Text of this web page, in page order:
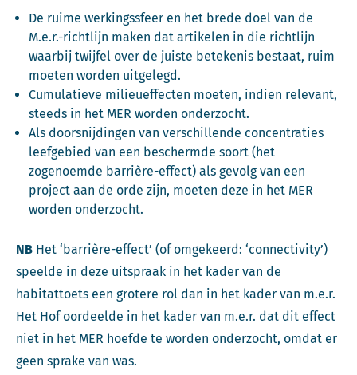
De ruime werkingssfeer en het brede doel van de
M.e.r.-richtlijn maken dat artikelen in die richtlijn
waarbij twijfel over de juiste betekenis bestaat, ruim
moeten worden uitgelegd.
Cumulatieve milieueffecten moeten, indien relevant,
steeds in het MER worden onderzocht.
Als doorsnijdingen van verschillende concentraties
leefgebied van een beschermde soort (het
zogenoemde barrière-effect) als gevolg van een
project aan de orde zijn, moeten deze in het MER
worden onderzocht.
NB Het ‘barrière-effect’ (of omgekeerd: ‘connectivity’)
speelde in deze uitspraak in het kader van de
habitattoets een grotere rol dan in het kader van m.e.r.
Het Hof oordeelde in het kader van m.e.r. dat dit effect
niet in het MER hoefde te worden onderzocht, omdat er
geen sprake van was.